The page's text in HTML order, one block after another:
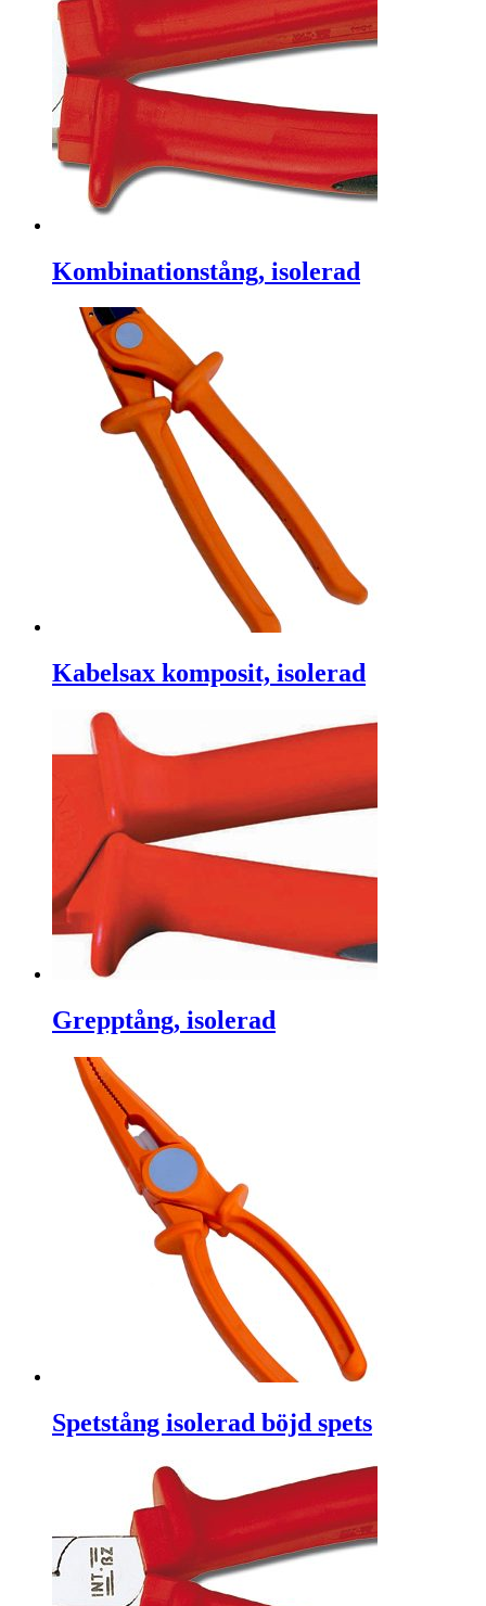
Kombinationstång, isolerad
Kabelsax komposit, isolerad
Grepptång, isolerad
Spetstång isolerad böjd spets